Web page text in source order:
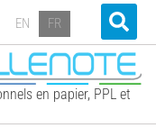
EN FR
en papier, PPL et